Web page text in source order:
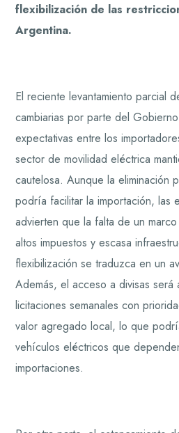
flexibilización de las
Argentina.
El reciente levantamiento parcial
cambiarias por parte del
expectativas entre los
sector de movilidad eléctrica
cautelosa. Aunque la eliminación
podría facilitar la importación, las
advierten que la falta de un
altos impuestos y escasa
flexibilización se traduzca en un
Además, el acceso a divisas será
licitaciones semanales con
valor agregado local, lo que
vehículos eléctricos que
importaciones.